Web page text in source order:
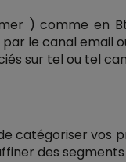
) comme en
le canal email
sur tel ou tel
catégoriser vos
des